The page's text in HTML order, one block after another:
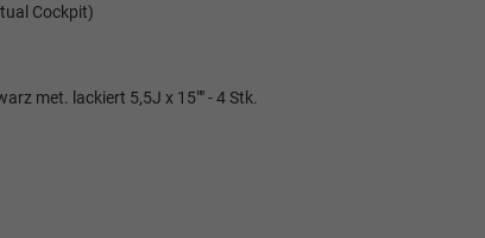
Cockpit)
met. lackiert 5,5J x 15"" - 4 Stk.